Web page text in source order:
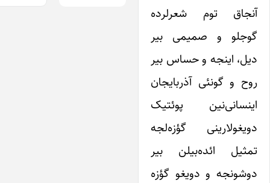
توم شعرلرده
و صمیمی بیر
اینجه و حساس بیر
و گونئی آذربایجان
پوئتیک
گؤزه‌لجه
ائده‌بیلن بیر
و دویغو گؤزه